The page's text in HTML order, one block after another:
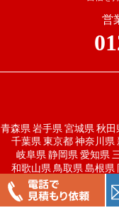
営
青森県 岩手県 宮城県 秋田
千葉県 東京都 神奈川県
岐阜県 静岡県 愛知県
和歌山県 鳥取県 島根県
高知県